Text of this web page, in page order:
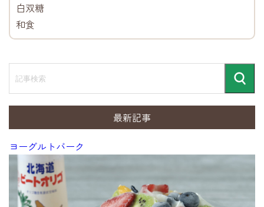
白双糖
和食
記
事
検
索
最新記事
ヨーグルトバーク